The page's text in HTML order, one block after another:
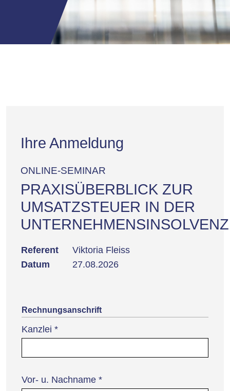
Ihre Anmeldung
ONLINE-SEMINAR
PRAXISÜBERBLICK ZUR
UMSATZSTEUER IN DER
UNTERNEHMENSINSOLVENZ
Referent
Viktoria Fleiss
Datum
27.08.2026
Rechnungsanschrift
Kanzlei *
Vor- u. Nachname *